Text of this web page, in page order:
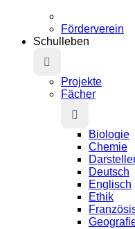
Förderverein
Schulleben
Projekte
Fächer
Biologie
Chemie
Deutsch
Englisch
Ethik